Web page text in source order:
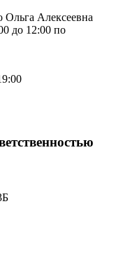
Ольга Алексеевна
до 12:00 по